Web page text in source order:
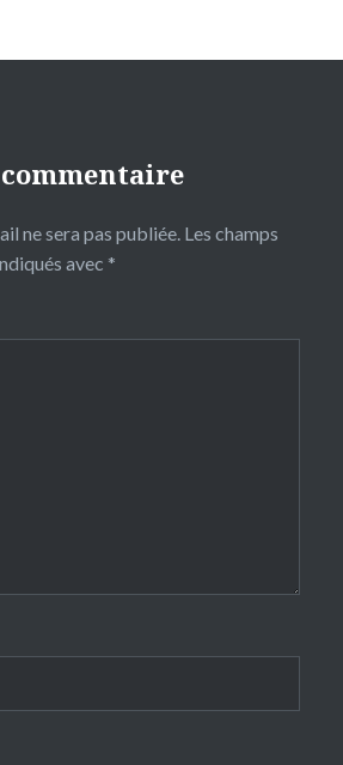
ne sera pas publiée. Les champs
avec *